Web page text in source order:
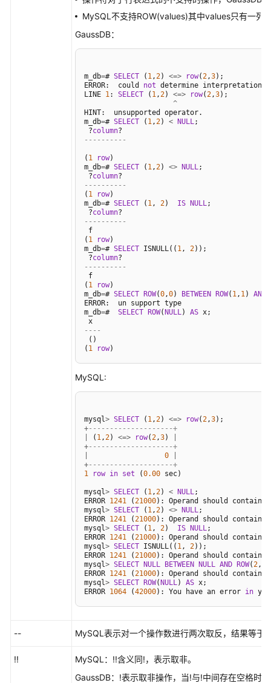
MySQL不支持ROW(values)其中values只有一列
GaussDB：
m_db=# SELECT ( 1,2) <=> row(2,3);
ERROR:  could not determine interpretation
LINE 1: SELECT ( 1,2) <=> row(2,3);
^
HINT:  unsupported operator.
m_db=# SELECT ( 1,2) < NULL;
?column
----------
( 1 row)
m_db=# SELECT ( 1,2) <> NULL;
?column
----------
( 1 row)
m_db=# SELECT ( 1, 2) IS NULL;
?column
----------
f
( 1 row)
m_db=# SELECT ISNULL(( 1, 2));
?column
----------
f
( 1 row)
m_db=# SELECT ROW(0,0) BETWEEN ROW( 1, 1) AND
ERROR:  un support type
m_db=# SELECT ROW( NULL) AS x;
----
()
( 1 row)
MySQL:
mysql> SELECT ( 1,2) <=> row(2,3
+--------------------+
( 1,2) <=> row(2,3)
+--------------------+
0
+--------------------+
1
row in set (0.00 sec)
mysql> SELECT ( 1,2) < NULL;
ERROR 1241 (21000): Operand should contain
mysql> SELECT ( 1,2) <> NULL;
ERROR 1241 (21000): Operand should contain
mysql> SELECT ( 1, 2) IS NULL;
ERROR 1241 (21000): Operand should contain
mysql> SELECT ISNULL(( 1, 2));
ERROR 1241 (21000): Operand should contain
mysql> SELECT NULL BETWEEN NULL AND ROW(2,
ERROR 1241 (21000): Operand should contain
mysql> SELECT ROW( NULL) AS x;
ERROR 1064 (42000): You have an error in
-- MySQL表示对一个操作数进行两次取反，结果等于
!!
MySQL：!!含义同!，表示取非。
GaussDB：!表示取非操作，当!与!中间存在空格时